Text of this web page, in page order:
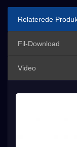
Relaterede
Fil-Download
Video